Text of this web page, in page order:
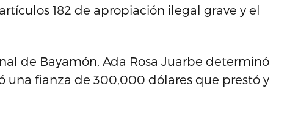
182 de apropiación ilegal grave y el
de Bayamón, Ada Rosa Juarbe determinó
una fianza de 300,000 dólares que prestó y